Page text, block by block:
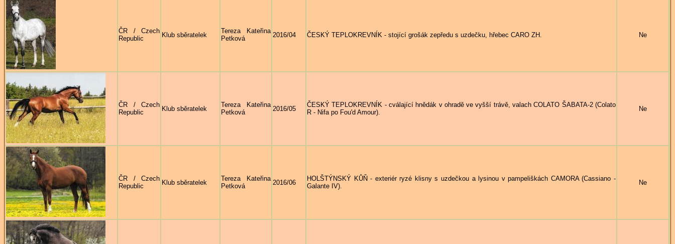
ČR / Czech
Republic
Klub sběratelek
Tereza Kateřina
Petková
2016/04 ČESKÝ TEPLOKREVNÍK - stojící grošák zepředu s uzdečku, hřebec CARO ZH. Ne
ČR / Czech
Republic
Klub sběratelek
Tereza Kateřina
Petková
2016/05
ČESKÝ TEPLOKREVNÍK - cválající hnědák v ohradě ve vyšší trávě, valach COLATO ŠABATA-2 (Colato
R - Nifa po Fou'd Amour).
Ne
ČR / Czech
Republic
Klub sběratelek
Tereza Kateřina
Petková
2016/06
HOLŠTÝNSKÝ KŮŇ - exteriér ryzé klisny s uzdečkou a lysinou v pampeliškách CAMORA (Cassiano -
Galante IV).
Ne